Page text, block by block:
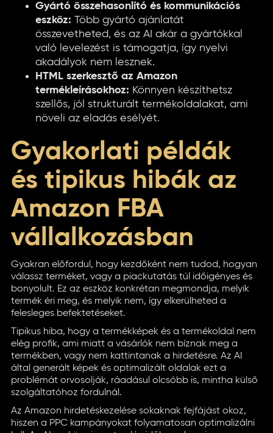
Gyártó összehasonlító és kommunikációs
eszköz: Több gyártó ajánlatát
összevetheted, és az AI akár a gyártókkal
való levelezést is támogatja, így nyelvi
akadályok nem lesznek.
HTML szerkesztő az Amazon
termékleírásokhoz: Könnyen készíthetsz
szellős, jól strukturált termékoldalakat, ami
növeli az eladás esélyét.
Gyakorlati példák
és tipikus hibák az
Amazon FBA
vállalkozásban
Gyakran előfordul, hogy kezdőként nem tudod, hogyan
válassz terméket, vagy a piackutatás túl időigényes és
bonyolult. Ez az eszköz konkrétan megmondja, melyik
termék éri meg, és melyik nem, így elkerülheted a
felesleges befektetéseket.
Tipikus hiba, hogy a termékképek és a termékoldal nem
elég profik, ami miatt a vásárlók nem bíznak meg a
termékben, vagy nem kattintanak a hirdetésre. Az AI
által generált képek és optimalizált oldalak ezt a
problémát orvosolják, ráadásul olcsóbb is, mintha külső
szolgáltatóhoz fordulnál.
Az Amazon hirdetéskezelése sokaknak fejfájást okoz,
hiszen a PPC kampányokat folyamatosan optimalizálni